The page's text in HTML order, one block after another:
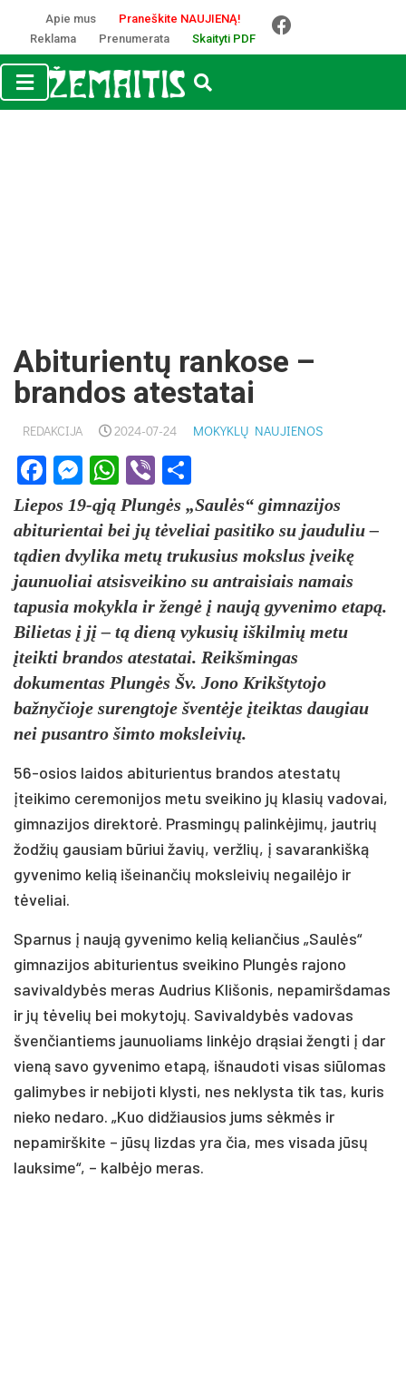
Apie mus
Praneškite NAUJIENĄ!
Reklama
Prenumerata Skaityti PDF
Abiturientų rankose –
brandos atestatai
REDAKCIJA 2024-07-24 MOKYKLŲ NAUJIENOS
Facebook
Messenger
WhatsApp
Viber
Liepos 19-ąją Plungės „Saulės“ gimnazijos
abiturientai bei jų tėveliai pasitiko su jauduliu –
tądien dvylika metų trukusius mokslus įveikę
jaunuoliai atsisveikino su antraisiais namais
tapusia mokykla ir žengė į naują gyvenimo etapą.
Bilietas į jį – tą dieną vykusių iškilmių metu
įteikti brandos atestatai. Reikšmingas
dokumentas Plungės Šv. Jono Krikštytojo
bažnyčioje surengtoje šventėje įteiktas daugiau
nei pusantro šimto moksleivių.
56-osios laidos abiturientus brandos atestatų
įteikimo ceremonijos metu sveikino jų klasių vadovai,
gimnazijos direktorė. Prasmingų palinkėjimų, jautrių
žodžių gausiam būriui žavių, veržlių, į savarankišką
gyvenimo kelią išeinančių moksleivių negailėjo ir
tėveliai.
Sparnus į naują gyvenimo kelią keliančius „Saulės“
gimnazijos abiturientus sveikino Plungės rajono
savivaldybės meras Audrius Klišonis, nepamiršdamas
ir jų tėvelių bei mokytojų. Savivaldybės vadovas
švenčiantiems jaunuoliams linkėjo drąsiai žengti į dar
vieną savo gyvenimo etapą, išnaudoti visas siūlomas
galimybes ir nebijoti klysti, nes neklysta tik tas, kuris
nieko nedaro. „Kuo didžiausios jums sėkmės ir
nepamirškite – jūsų lizdas yra čia, mes visada jūsų
lauksime“, – kalbėjo meras.